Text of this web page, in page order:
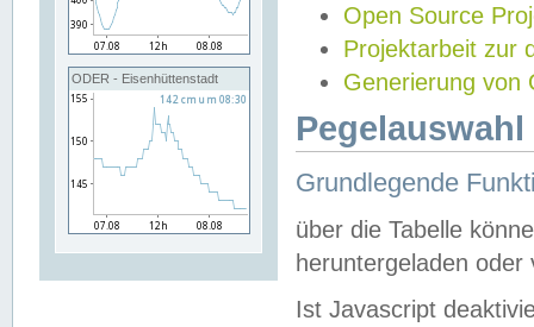
ODER - Eisenhüttenstadt
Open Source
Projektarbeit zur
Generierung von
Grundlegende
über die Tabelle
heruntergeladen oder
Ist Javascript